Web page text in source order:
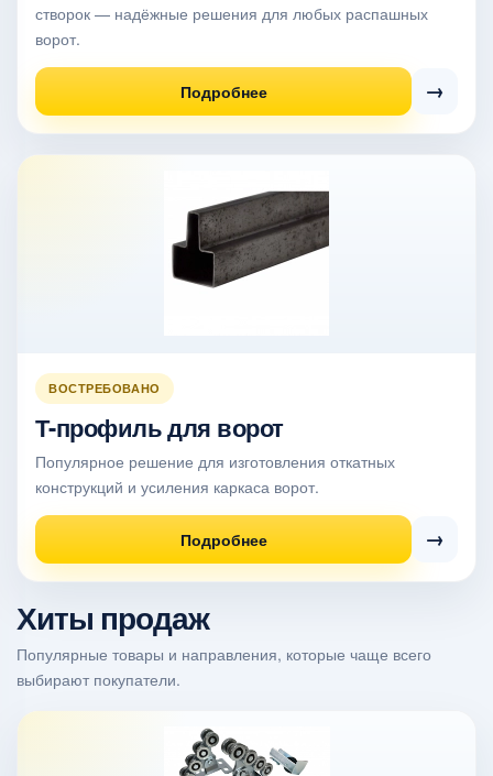
створок — надёжные решения для любых распашных
ворот.
Подробнее →
ВОСТРЕБОВАНО
Т-профиль для ворот
Популярное решение для изготовления откатных
конструкций и усиления каркаса ворот.
Подробнее →
Хиты продаж
Популярные товары и направления, которые чаще всего
выбирают покупатели.